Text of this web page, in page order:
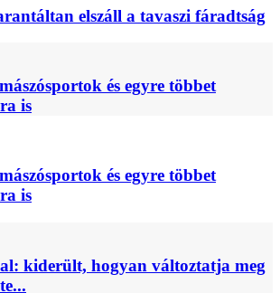
elszáll a tavaszi fáradtság
és egyre többet
is
és egyre többet
is
kiderült, hogyan változtatja meg